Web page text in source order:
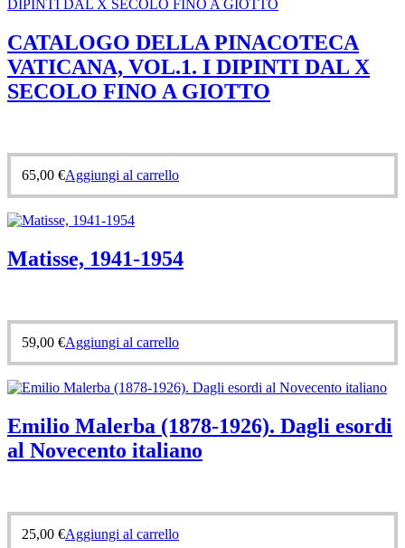
CATALOGO DELLA PINACOTECA
VATICANA, VOL.1. I DIPINTI DAL X
SECOLO FINO A GIOTTO
65,00 €Aggiungi al carrello
Matisse, 1941-1954
59,00 €Aggiungi al carrello
Emilio Malerba (1878-1926). Dagli esordi
al Novecento italiano
25,00 €Aggiungi al carrello